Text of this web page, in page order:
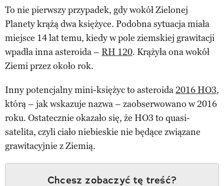
To nie pierwszy przypadek, gdy wokół Zielonej
Planety krążą dwa księżyce. Podobna sytuacja miała
miejsce 14 lat temu, kiedy w pole ziemskiej grawitacji
wpadła inna asteroida – RH 120. Krążyła ona wokół
Ziemi przez około rok.
Inny potencjalny mini-księżyc to asteroida2016 HO3,
którą – jak wskazuje nazwa – zaobserwowano w 2016
roku. Ostatecznie okazało się, że HO3 to quasi-
satelita, czyli ciało niebieskie nie będące związane
grawitacyjnie z Ziemią.
Chcesz zobaczyć tę treść?